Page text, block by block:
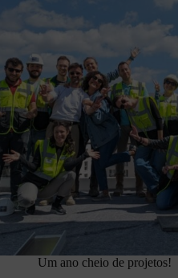
Um ano cheio de projetos!